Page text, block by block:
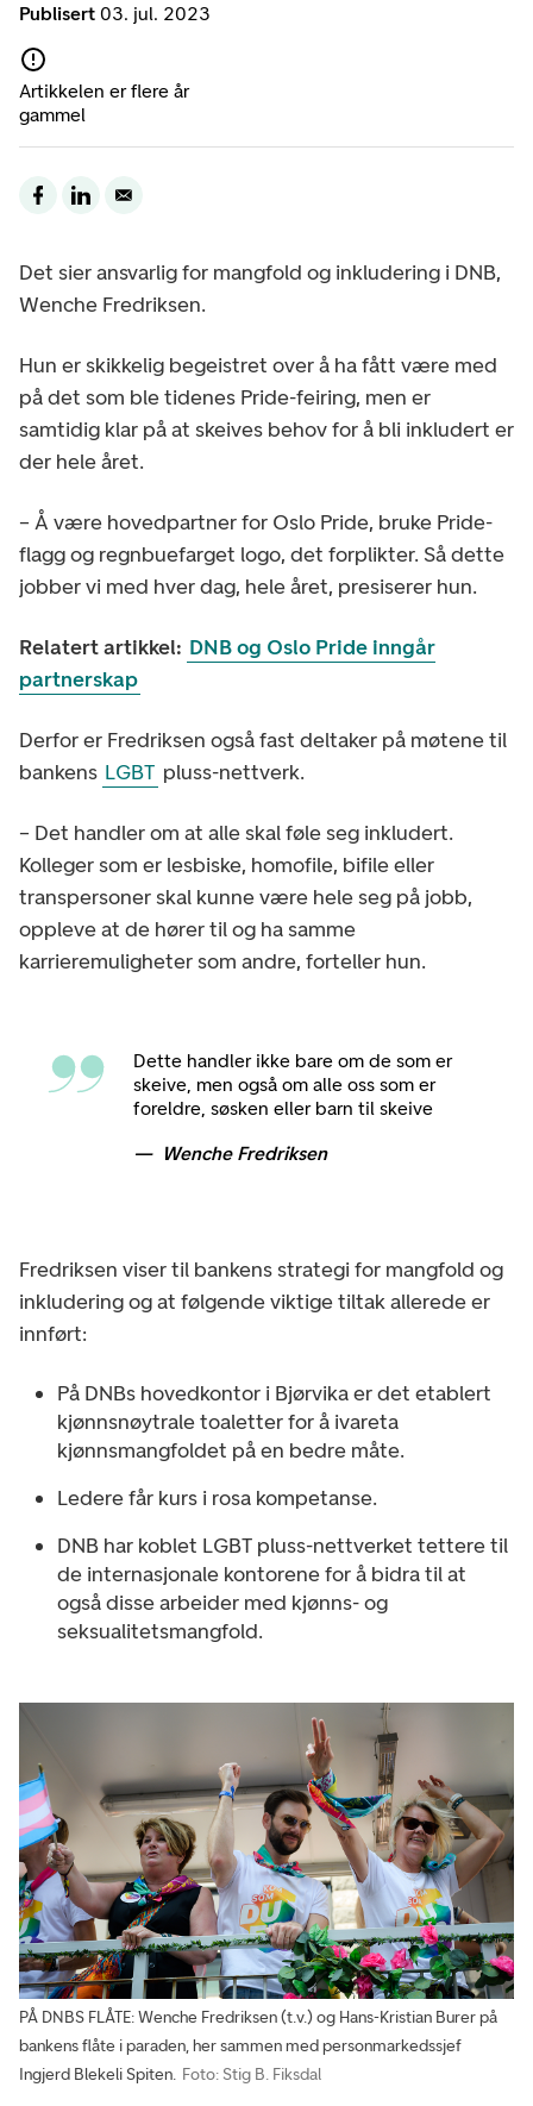
Publisert 03. jul. 2023
Artikkelen er flere år
gammel
Det sier ansvarlig for mangfold og inkludering i DNB,
Wenche Fredriksen.
Hun er skikkelig begeistret over å ha fått være med
på det som ble tidenes Pride-feiring, men er
samtidig klar på at skeives behov for å bli inkludert er
der hele året.
– Å være hovedpartner for Oslo Pride, bruke Pride-
flagg og regnbuefarget logo, det forplikter. Så dette
jobber vi med hver dag, hele året, presiserer hun.
Relatert artikkel: DNB og Oslo Pride inngår
partnerskap
Derfor er Fredriksen også fast deltaker på møtene til
bankens LGBT pluss-nettverk.
– Det handler om at alle skal føle seg inkludert.
Kolleger som er lesbiske, homofile, bifile eller
transpersoner skal kunne være hele seg på jobb,
oppleve at de hører til og ha samme
karrieremuligheter som andre, forteller hun.
Dette handler ikke bare om de som er
skeive, men også om alle oss som er
foreldre, søsken eller barn til skeive
Wenche Fredriksen
Fredriksen viser til bankens strategi for mangfold og
inkludering og at følgende viktige tiltak allerede er
innført:
På DNBs hovedkontor i Bjørvika er det etablert
kjønnsnøytrale toaletter for å ivareta
kjønnsmangfoldet på en bedre måte.
Ledere får kurs i rosa kompetanse.
DNB har koblet LGBT pluss-nettverket tettere til
de internasjonale kontorene for å bidra til at
også disse arbeider med kjønns- og
seksualitetsmangfold.
PÅ DNBS FLÅTE: Wenche Fredriksen (t.v.) og Hans-Kristian Burer på
bankens flåte i paraden, her sammen med personmarkedssjef
Ingjerd Blekeli Spiten. Foto: Stig B. Fiksdal